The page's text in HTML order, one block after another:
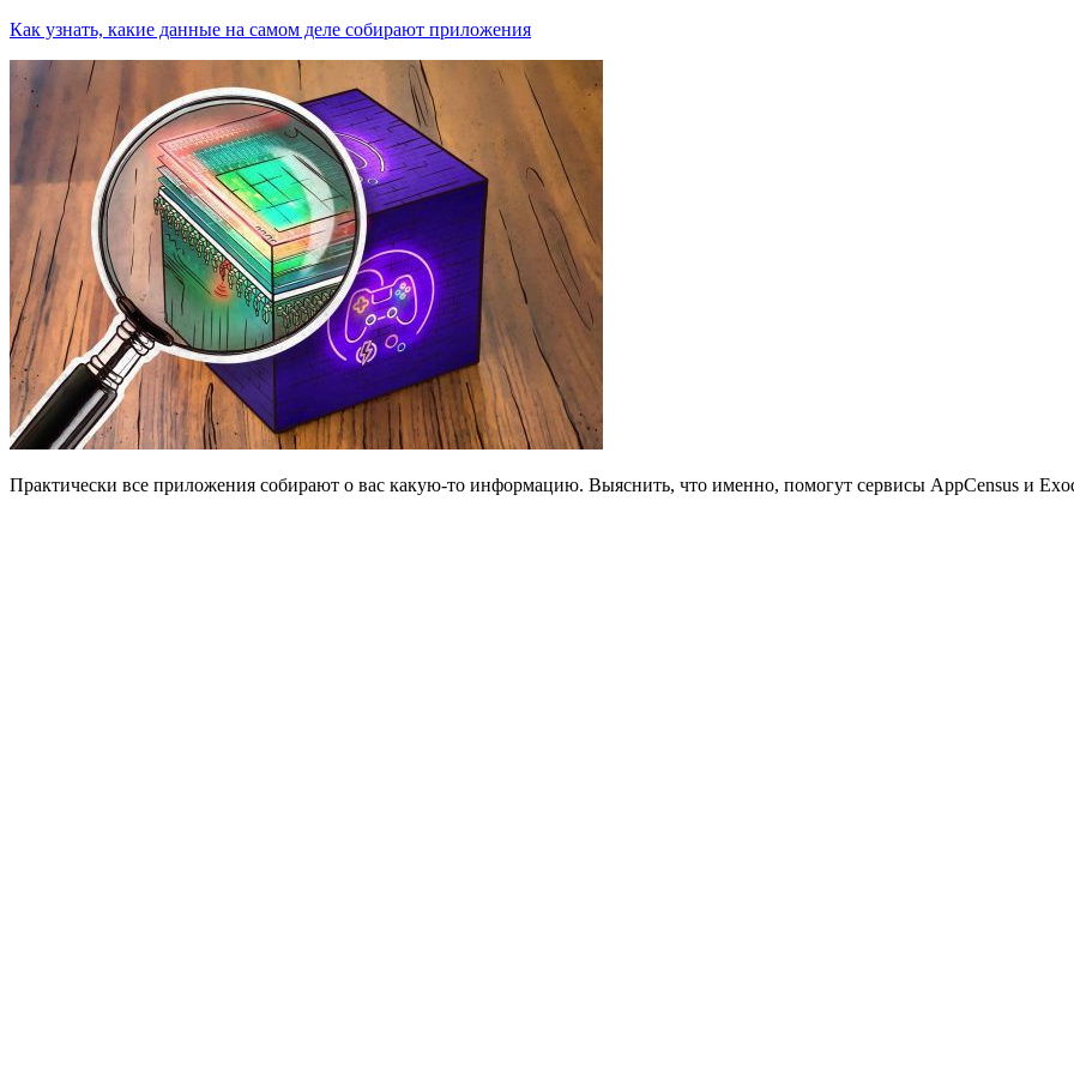
Как узнать, какие данные на самом деле собирают приложения
Практически все приложения собирают о вас какую-то информацию. Выяснить, что именно, помогут сервисы AppCensus и